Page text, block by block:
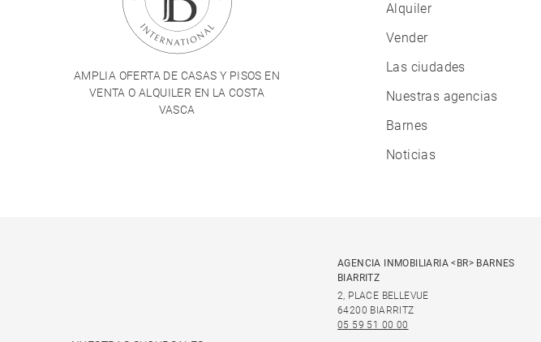
AMPLIA OFERTA DE CASAS Y PISOS EN
VENTA O ALQUILER EN LA COSTA
VASCA
Alquiler
Vender
Las ciudades
Nuestras agencias
Barnes
Noticias
AGENCIA INMOBILIARIA <BR> BARNES
BIARRITZ
2, PLACE BELLEVUE
64200 BIARRITZ
05 59 51 00 00